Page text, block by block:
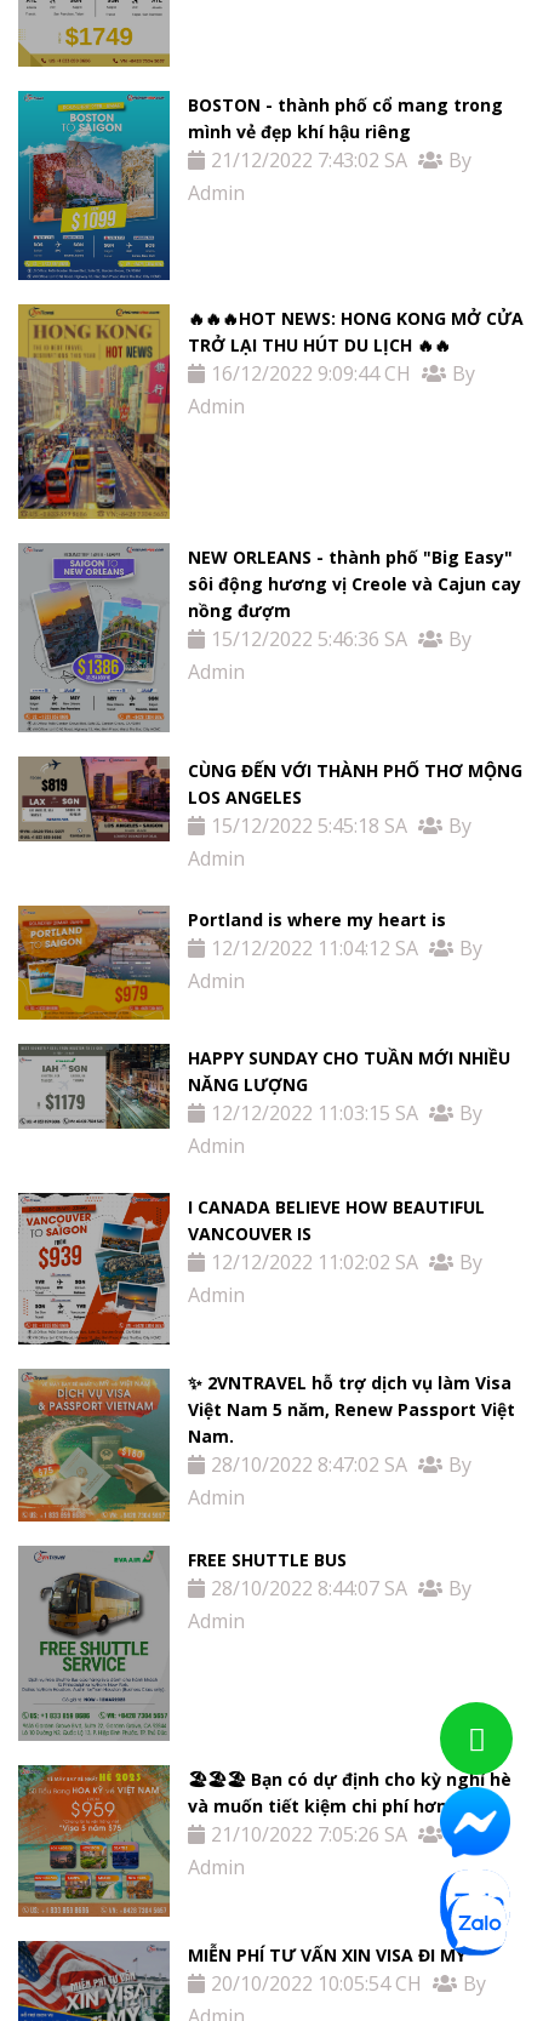
BOSTON - thành phố cổ mang trong
mình vẻ đẹp khí hậu riêng
21/12/2022 7:43:02 SA
By
Admin
🔥🔥🔥HOT NEWS: HONG KONG MỞ CỬA
TRỞ LẠI THU HÚT DU LỊCH 🔥🔥
16/12/2022 9:09:44 CH
By
Admin
NEW ORLEANS - thành phố "Big Easy"
sôi động hương vị Creole và Cajun cay
nồng đượm
15/12/2022 5:46:36 SA
By
Admin
CÙNG ĐẾN VỚI THÀNH PHỐ THƠ MỘNG
LOS ANGELES
15/12/2022 5:45:18 SA
By
Admin
Portland is where my heart is
12/12/2022 11:04:12 SA
By
Admin
HAPPY SUNDAY CHO TUẦN MỚI NHIỀU
NĂNG LƯỢNG
12/12/2022 11:03:15 SA
By
Admin
I CANADA BELIEVE HOW BEAUTIFUL
VANCOUVER IS
12/12/2022 11:02:02 SA
By
Admin
✨ 2VNTRAVEL hỗ trợ dịch vụ làm Visa
Việt Nam 5 năm, Renew Passport Việt
Nam.
28/10/2022 8:47:02 SA
By
Admin
FREE SHUTTLE BUS
28/10/2022 8:44:07 SA
By
Admin
🏖🏖🏖 Bạn có dự định cho kỳ nghỉ hè
và muốn tiết kiệm chi phí hơn ??
21/10/2022 7:05:26 SA
By
Admin
MIỄN PHÍ TƯ VẤN XIN VISA ĐI MỸ
20/10/2022 10:05:54 CH
By